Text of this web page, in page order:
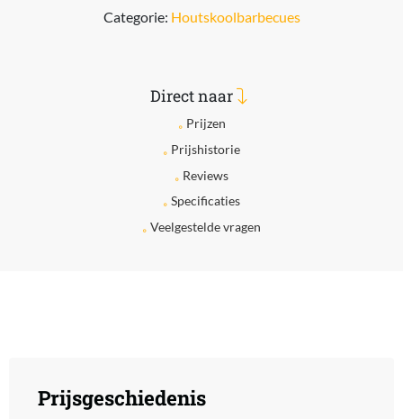
Categorie: Houtskoolbarbecues
Direct naar
Prijzen
Prijshistorie
Reviews
Specificaties
Veelgestelde vragen
Prijsgeschiedenis